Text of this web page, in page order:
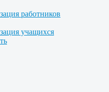
работников
учащихся